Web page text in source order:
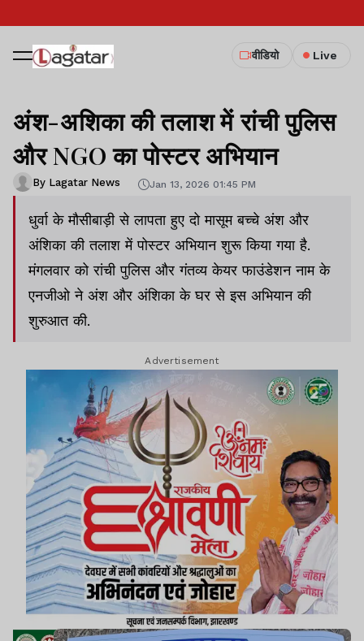
वीडियो Live
अंश-अशिका की तलाश में रांची पुलिस
और NGO का पोस्टर अभियान
By Lagatar News Jan 13, 2026 01:45 PM
धुर्वा के मौसीबाड़ी से लापता हुए दो मासूम बच्चे अंश और
अंशिका की तलाश में पोस्टर अभियान शुरू किया गया है.
मंगलवार को रांची पुलिस और गंतव्य केयर फाउंडेशन नाम के
एनजीओ ने अंश और अंशिका के घर से इस अभियान की
शुरुआत की.
Advertisement